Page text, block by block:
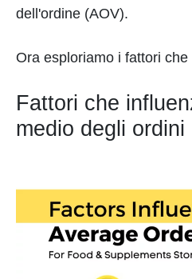
dell'ordine (AOV).
Ora esploriamo i fattori
Fattori che
medio degli ordini